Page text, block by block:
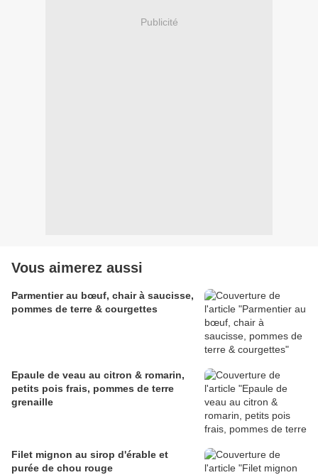
Publicité
Vous aimerez aussi
Parmentier au bœuf, chair à saucisse,
pommes de terre & courgettes
Epaule de veau au citron & romarin,
petits pois frais, pommes de terre
grenaille
Filet mignon au sirop d'érable et
purée de chou rouge